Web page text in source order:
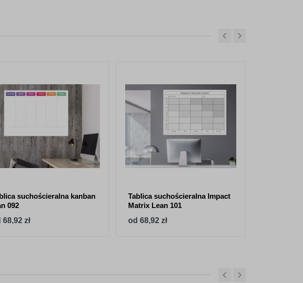
suchościeralna kanban
092
68,92 zł
Tablica suchościeralna Impact
Matrix Lean 101
od 68,92 zł